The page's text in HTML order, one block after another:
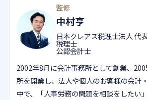
監修
中村亨
日本クレアス税理士法人 代
税理士
公認会計士
2002年8月に会計事務所として創業、
所を開業し、法人や個人のお客様の会計
中で、「人事労務の問題を相談をしたい